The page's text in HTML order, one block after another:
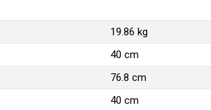
19.86 kg
40 cm
76.8 cm
40 cm